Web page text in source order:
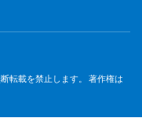
転載を禁止します。 著作権は